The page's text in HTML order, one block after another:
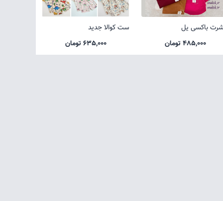
باکسی یل
485,000 تومان
ست کوالا جدید
635,000 تومان